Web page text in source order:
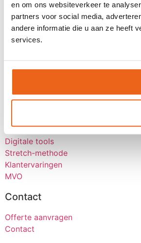
en om ons websiteverkeer te
partners voor social media,
andere informatie die u aan ze heeft
services.
Klantevent
Award uitreiking
Dealerdag
Kick-OFF
Werken bij
Digitale tools
Stretch-methode
Klantervaringen
MVO
Contact
Offerte aanvragen
Contact